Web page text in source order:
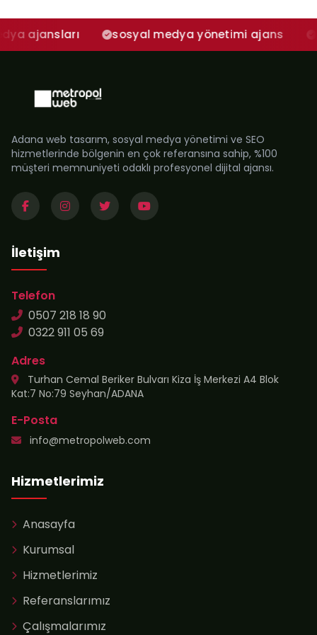
sosyal medya yönetimi ajans adana
Adana web tasarım, sosyal medya yönetimi ve SEO
hizmetlerinde bölgenin en çok referansına sahip, %100
müşteri memnuniyeti odaklı profesyonel dijital ajansı.
İletişim
Telefon
0507 218 18 90
0322 911 05 69
Adres
Turhan Cemal Beriker Bulvarı Kiza İş Merkezi A4 Blok
Kat:7 No:79 Seyhan/ADANA
E-Posta
info@metropolweb.com
Hizmetlerimiz
Anasayfa
Kurumsal
Hizmetlerimiz
Referanslarımız
Çalışmalarımız